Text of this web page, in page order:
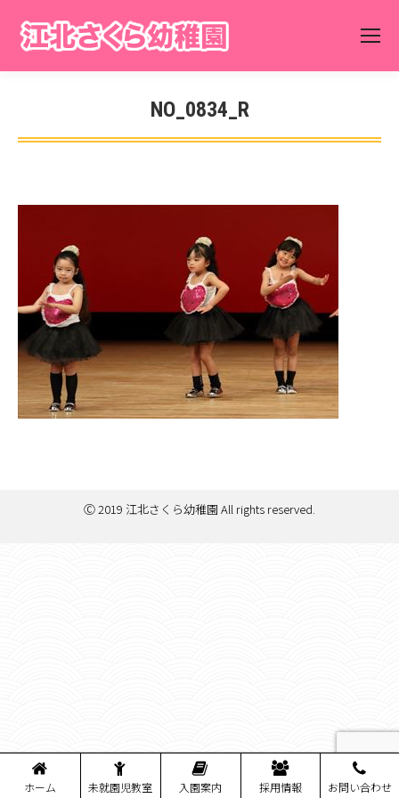
NO_0834_R
You are here:
Ⓒ 2019 江北さくら幼稚園 All rights reserved.
ホーム 未就園児教室 入園案内 採用情報 お問い合わせ